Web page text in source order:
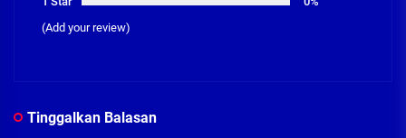
(Add your review)
Tinggalkan Balasan